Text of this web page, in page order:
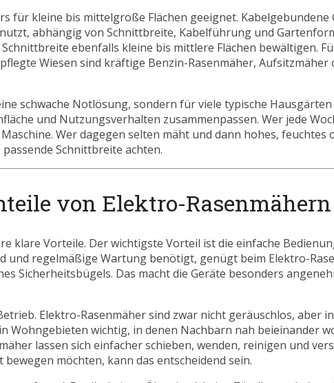
für kleine bis mittelgroße Flächen geeignet.
abhängig von Schnittbreite, Kabelführung und
ebenfalls kleine bis mittlere Flächen bewältigen.
Wiesen sind kräftige Benzin-Rasenmäher,
schwache Notlösung, sondern für viele typische
und Nutzungsverhalten zusammenpassen. Wer jede
Wer dagegen selten mäht und dann hohes, feuchtes
Schnittbreite achten.
von Elektro-Rasenmähern
klare Vorteile. Der wichtigste Vorteil ist die einfache
und regelmäßige Wartung benötigt, genügt beim Elektro-
Sicherheitsbügels. Das macht die Geräte besonders
Elektro-Rasenmäher sind zwar nicht geräuschlos, aber
Wohngebieten wichtig, in denen Nachbarn nah beieinander
lassen sich einfacher schieben, wenden, reinigen und
bewegen möchten, kann das entscheidend sein.